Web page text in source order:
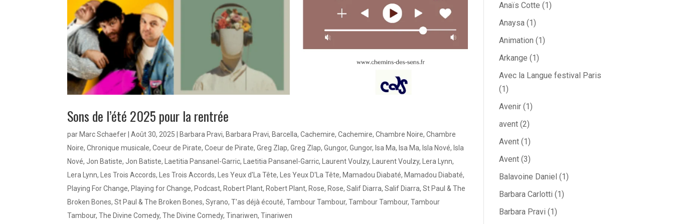
Sons de l’été 2025 pour la rentrée
par Marc Schaefer |Août 30, 2025 Barbara Pravi, Barbara Pravi, Barcella,Cachemire,Cachemire,Chambre Noire,Chambre
Noire,Chronique musicale,Coeur de Pirate,Coeur de Pirate,Greg Zlap,Greg Zlap,Gungor,Gungor, Isa Ma, Isa Ma, Isla Nové, Isla
Nové,Jon Batiste,Jon Batiste, Laetitia Pansanel-Garric, Laetitia Pansanel-Garric, Laurent Voulzy, Laurent Voulzy, Lera Lynn,
Lera Lynn, Les Trois Accords, Les Trois Accords, Les Yeux d'La Tête, Les Yeux D'La Tête, Mamadou Diabaté, Mamadou Diabaté,
Playing For Change, Playing for Change, Podcast, Robert Plant, Robert Plant, Rose, Rose,Salif Diarra,Salif Diarra,St Paul & The
Broken Bones,St Paul & The Broken Bones,Syrano,T'as déjà écouté,Tambour Tambour,Tambour Tambour,Tambour
Tambour,The Divine Comedy,The Divine Comedy,Tinariwen,Tinariwen
Anaïs Cotte (1)
Anaysa(1)
Animation (1)
Arkange (1)
Avec la Langue festival Paris
(1)
Avenir(1)
avent(2)
Avent(1)
Avent(3)
Balavoine Daniel (1)
Barbara Carlotti (1)
Barbara Pravi (1)